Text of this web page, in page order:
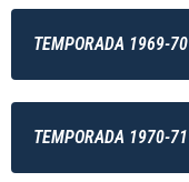
TEMPORADA 1969-70
TEMPORADA 1970-71